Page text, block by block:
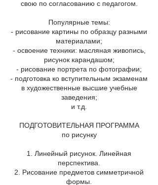
свою по согласованию с педагогом.
Популярные темы:
- рисование картины по образцу разными
материалами;
- освоение техники: масляная живопись,
рисунок карандашом;
- рисование портрета по фотографии;
- подготовка ко вступительным экзаменам
в художественные высшие учебные
заведения;
и т.д.
ПОДГОТОВИТЕЛЬНАЯ ПРОГРАММА
по рисунку
1. Линейный рисунок. Линейная
перспектива.
2. Рисование предметов симметричной
формы.